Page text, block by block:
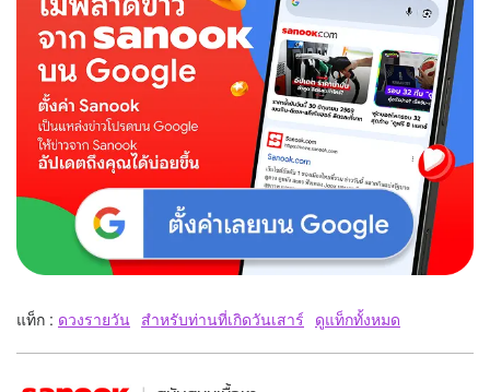
แท็ก : ดวงรายวัน สำหรับท่านที่เกิดวันเสาร์ ดูแท็กทั้งหมด